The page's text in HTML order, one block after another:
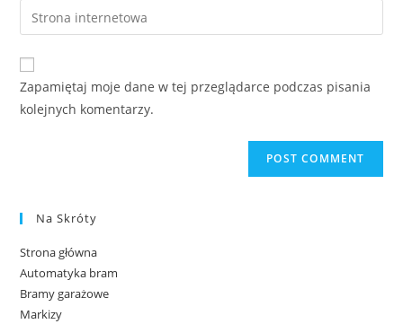
Zapamiętaj moje dane w tej przeglądarce podczas pisania
kolejnych komentarzy.
Na Skróty
Strona główna
Automatyka bram
Bramy garażowe
Markizy